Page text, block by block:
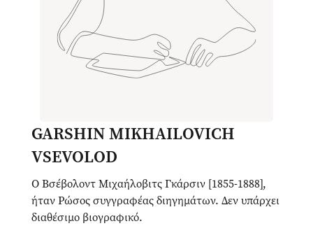
GARSHIN MIKHAILOVICH
VSEVOLOD
Ο Βσέβολοντ Μιχαήλοβιτς Γκάρσιν [1855-1888],
ήταν Ρώσος συγγραφέας διηγημάτων. Δεν υπάρχει
διαθέσιμο βιογραφικό.